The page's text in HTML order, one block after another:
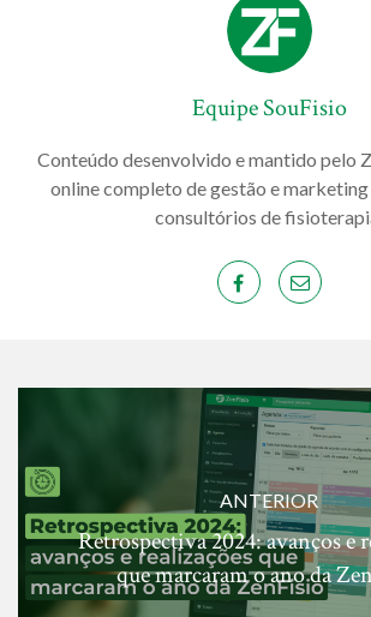
Equipe SouFisio
Conteúdo desenvolvido e mantido pelo
online completo de gestão e
consultórios de
ANTERIOR
Retrospectiva 2024: avanços e
que marcaram o ano da